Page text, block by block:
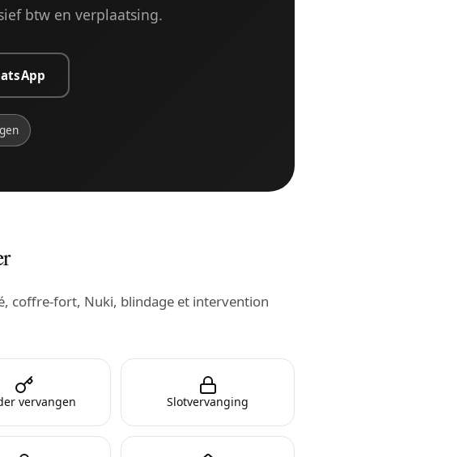
btw en verplaatsing.
coffre-fort, Nuki, blindage et intervention
vervangen Slotvervanging